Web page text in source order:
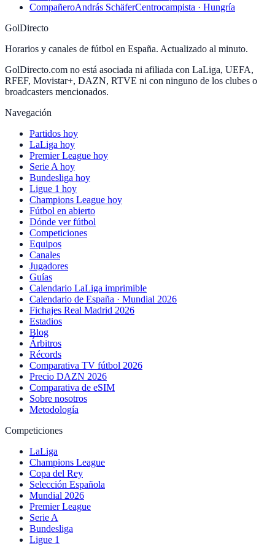
CompañeroAndrás SchäferCentrocampista · Hungría
GolDirecto
Horarios y canales de fútbol en España. Actualizado al minuto.
GolDirecto.com no está asociada ni afiliada con LaLiga, UEFA,
RFEF, Movistar+, DAZN, RTVE ni con ninguno de los clubes o
broadcasters mencionados.
Navegación
Partidos hoy
LaLiga hoy
Premier League hoy
Serie A hoy
Bundesliga hoy
Ligue 1 hoy
Champions League hoy
Fútbol en abierto
Dónde ver fútbol
Competiciones
Equipos
Canales
Jugadores
Guías
Calendario LaLiga imprimible
Calendario de España · Mundial 2026
Fichajes Real Madrid 2026
Estadios
Blog
Árbitros
Récords
Comparativa TV fútbol 2026
Precio DAZN 2026
Comparativa de eSIM
Sobre nosotros
Metodología
Competiciones
LaLiga
Champions League
Copa del Rey
Selección Española
Mundial 2026
Premier League
Serie A
Bundesliga
Ligue 1